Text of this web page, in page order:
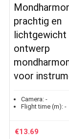
prachtig en
lichtgewicht
ontwerp
voor
Camera: -
Flight time (m): -
€13.69